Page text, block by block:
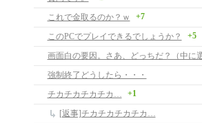
これで金取るのか？ｗ +7
このPCでプレイできるでしょうか？ +5
画面白の要因。さあ、どっちだ？（中に
強制終了どうしたら・・・
チカチカチカチカ…
+1
[返事]チカチカチカチカ…